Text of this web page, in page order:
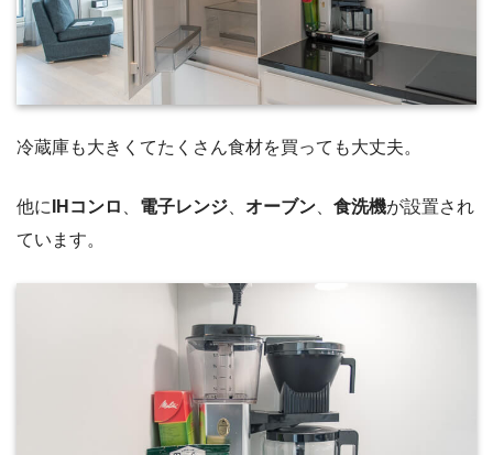
冷蔵庫も大きくてたくさん食材を買っても大丈夫。
他に IHコンロ 電子レンジ オーブン 食洗機が設置され
ています。